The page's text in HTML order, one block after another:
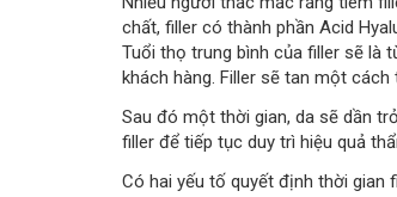
chất, filler có thành phần Acid
Tuổi thọ trung bình của filler sẽ là
khách hàng. Filler sẽ tan một
Sau đó một thời gian, da sẽ dần
filler để tiếp tục duy trì hiệu quả
Có hai yếu tố quyết định thời gian